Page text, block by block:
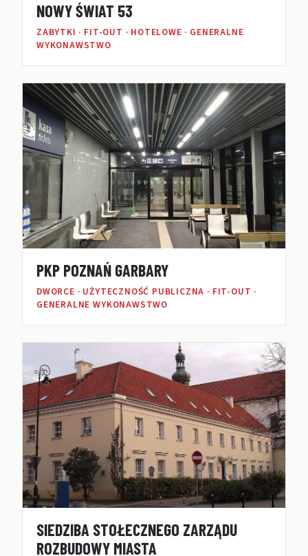
NOWY ŚWIAT 53
ZABYTKI · FIT-OUT · HOTELOWE · GENERALNE
WYKONAWSTWO
PKP POZNAŃ GARBARY
DWORCE · UŻYTECZNOŚĆ PUBLICZNA · FIT-OUT ·
GENERALNE WYKONAWSTWO
SIEDZIBA STOŁECZNEGO ZARZĄDU
ROZBUDOWY MIASTA